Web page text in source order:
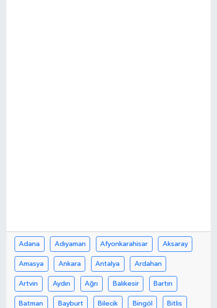
Adana Adıyaman Afyonkarahisar Aksaray
Amasya Ankara Antalya Ardahan
Artvin Aydın Ağrı Balıkesir Bartın
Batman Bayburt Bilecik Bingöl Bitlis